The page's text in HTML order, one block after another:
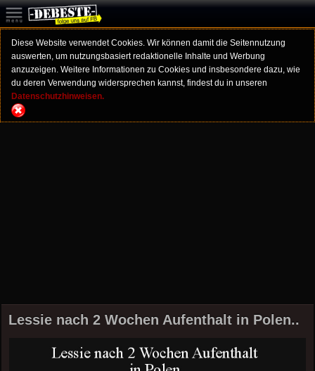
Diese Website verwendet Cookies. Wir können damit die Seitennutzung
auswerten, um nutzungsbasiert redaktionelle Inhalte und Werbung
anzuzeigen. Weitere Informationen zu Cookies und insbesondere dazu, wie
du deren Verwendung widersprechen kannst, findest du in unseren
Datenschutzhinweisen.
Lessie nach 2 Wochen Aufenthalt in Polen..